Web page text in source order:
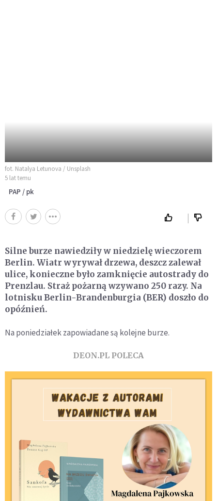
fot. Natalya Letunova / Unsplash
5 lat temu
PAP / pk
Silne burze nawiedziły w niedzielę wieczorem
Berlin. Wiatr wyrywał drzewa, deszcz zalewał
ulice, konieczne było zamknięcie autostrady do
Prenzlau. Straż pożarną wzywano 250 razy. Na
lotnisku Berlin-Brandenburgia (BER) doszło do
opóźnień.
Na poniedziałek zapowiadane są kolejne burze.
DEON.PL POLECA